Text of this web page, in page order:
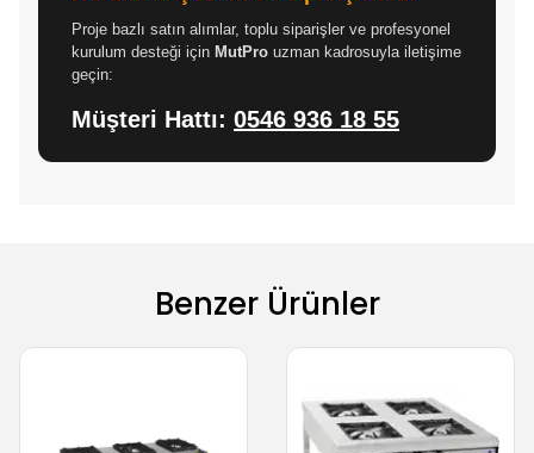
Proje bazlı satın alımlar, toplu siparişler ve profesyonel
kurulum desteği için MutPro uzman kadrosuyla iletişime
geçin:
Müşteri Hattı: 0546 936 18 55
Benzer Ürünler